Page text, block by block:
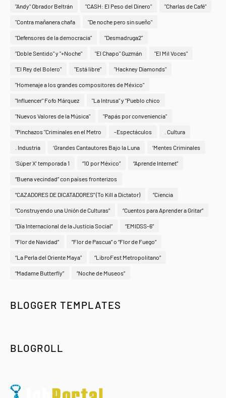
"Andy" Obrador Beltrán "CASH: El Peso del Dinero" "Charlas de Café"
"Contra mañanera chafa "De noche pero sin sueño"
"Defensores de la democracia" "Desmadruga2"
"Doble Sentido" y "+Noche" "El Chapo" Guzmán "El Mil Voces"
"El Rey del Bolero" "Está libre" "Hackney Diamonds"
"Homenaje a los grandes compositores de México"
"Influencer" Fofo Márquez "La Intrusa" y "Pueblo chico
"Nuevos Valores de la Música" "Papás por conveniencia"
"Pinchazos "Criminales en el Metro -Espectáculos . Cultura
. Industria ‘Grandes Cantautores Bajo la Luna ‘Mentes Criminales
‘Súper X’ temporada 1 “10 por México” “Aprende Internet”
“Buena vecindad” con países fronterizos
“CAZADORES DE DICATADORES” (To Kill a Dictator) “Ciencia
“Construyendo una Unión de Culturas” “Cuentos para Aprender a Gritar”
“Día Internacional de la Justicia Social” “EMIDSS-6”
“Flor de Navidad” “Flor de Pascua” o “Flor de Fuego”
“La Perla del Oriente Maya" “LibroFest Metropolitano”
“Madame Butterfly” “Noche de Museos”
BLOGGER TEMPLATES
BLOGROLL